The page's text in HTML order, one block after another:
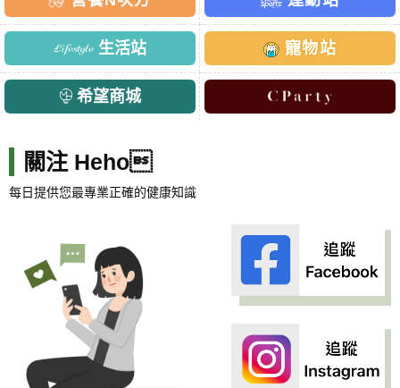
生活站 寵物站
希望商城
關注 Heho
每日提供您最專業正確的健康知識